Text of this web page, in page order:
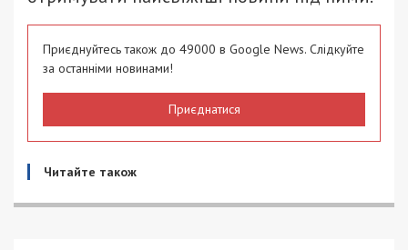
Приєднуйтесь також до 49000 в Google News. Слідкуйте
за останніми новинами!
Приєднатися
Читайте також